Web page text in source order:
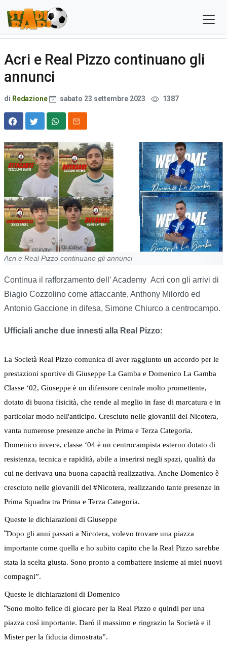
Acri e Real Pizzo continuano gli
annunci
di Redazione sabato 23 settembre 2023 1387
Acri e Real Pizzo continuano gli annunci
Continua il rafforzamento dell’ Academy Acri con gli arrivi di
Biagio Cozzolino come attaccante, Anthony Milordo ed
Antonio Gaccione in difesa, Simone Chiurco a centrocampo.
Ufficiali anche due innesti alla Real Pizzo:
La Società Real Pizzo comunica di aver raggiunto un accordo per le
prestazioni sportive di Giuseppe La Gamba e Domenico La Gamba
Classe ‘02, Giuseppe è un difensore centrale molto promettente,
dotato di buona fisicità, che rende al meglio in fase di marcatura e in
particolar modo nell'anticipo. Cresciuto nelle giovanili del Nicotera,
vanta numerose presenze anche in Prima e Terza Categoria.
Domenico invece, classe ‘04 è un centrocampista esterno dotato di
resistenza, tecnica e rapidità, abile a inserirsi negli spazi, qualità da
cui ne derivava una buona capacità realizzativa. Anche Domenico è
cresciuto nelle giovanili del #Nicotera, realizzando tante presenze in
Prima Squadra tra Prima e Terza Categoria.
Queste le dichiarazioni diGiuseppe
“Dopo gli anni passati a Nicotera, volevo trovare una piazza
importante come quella e ho subito capito che la Real Pizzo sarebbe
stata la scelta giusta. Sono pronto a combattere insieme ai miei nuovi
compagni”.
Queste le dichiarazioni diDomenico
“Sono molto felice di giocare per la Real Pizzo e quindi per una
piazza così importante. Daró il massimo e ringrazio la Società e il
Mister per la fiducia dimostrata”.